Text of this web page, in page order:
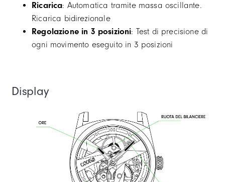
Ricarica: Automatica tramite massa oscillante.
Ricarica bidirezionale
Regolazione in 3 posizioni: Test di precisione di
ogni movimento eseguito in 3 posizioni
Display